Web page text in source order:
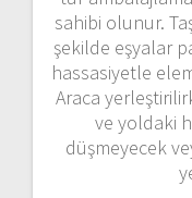
sahibi olunur.
şekilde eşyalar
hassasiyetle
Araca
ve yoldaki
düşmeyecek